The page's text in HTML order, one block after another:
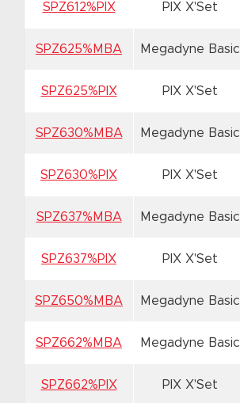
SPZ612%PIX PIX X'Set
SPZ625%MBA Megadyne Basic
SPZ625%PIX PIX X'Set
SPZ630%MBA Megadyne Basic
SPZ630%PIX PIX X'Set
SPZ637%MBA Megadyne Basic
SPZ637%PIX PIX X'Set
SPZ650%MBA Megadyne Basic
SPZ662%MBA Megadyne Basic
SPZ662%PIX PIX X'Set